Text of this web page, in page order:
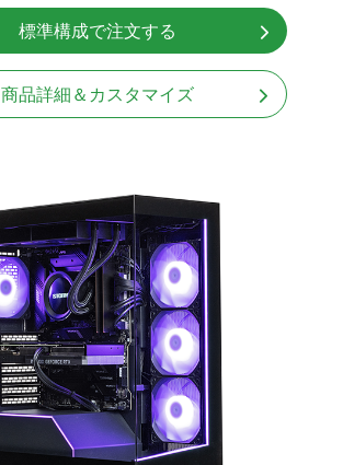
NVMeSSD 1TB
無線LAN Bluetooth対応
Windows11 Home 64bit
標準構成で注文する
商品詳細＆カスタマイズ